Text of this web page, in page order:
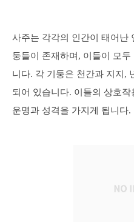
사주는 각각의 인간이 태어난
둥들이 존재하며, 이들이 모
니다. 각 기둥은 천간과 지지,
되어 있습니다. 이들의 상호
운명과 성격을 가지게 됩니다.